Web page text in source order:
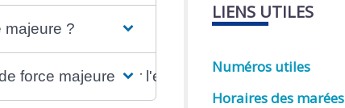
majeure ?
force majeure par l'employeur ?
LIENS UTILES
Numéros utiles
Horaires des marées